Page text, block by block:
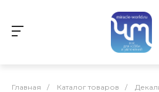
Главная / Каталог товаров /